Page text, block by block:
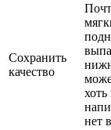
Сохранить
качество
нет